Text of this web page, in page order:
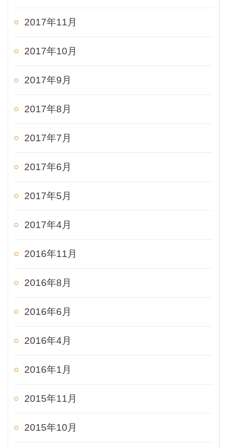
2017年11月
2017年10月
2017年9月
2017年8月
2017年7月
2017年6月
2017年5月
2017年4月
2016年11月
2016年8月
2016年6月
2016年4月
2016年1月
2015年11月
2015年10月